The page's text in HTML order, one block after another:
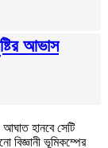
আভাস
হানবে সেটি
বিজ্ঞানী ভূমিকম্পের